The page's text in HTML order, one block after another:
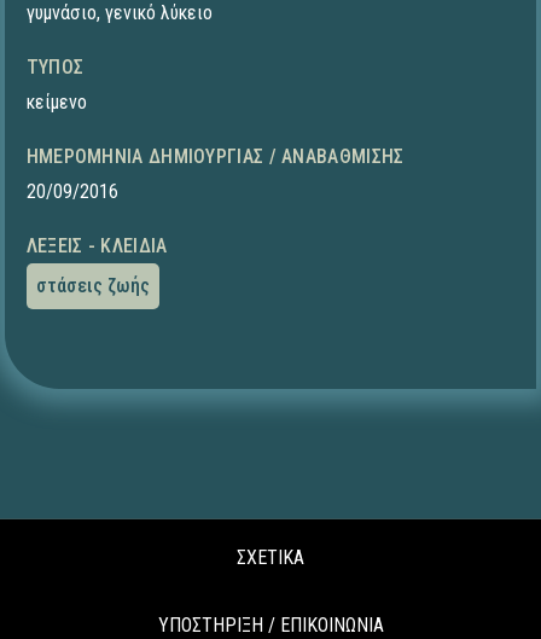
γυμνάσιο, γενικό λύκειο
ΤΎΠΟΣ
κείμενο
ΗΜΕΡΟΜΗΝΊΑ ΔΗΜΙΟΥΡΓΊΑΣ / ΑΝΑΒΆΘΜΙΣΗΣ
20/09/2016
ΛΈΞΕΙΣ - ΚΛΕΙΔΙΆ
στάσεις ζωής
ΣΧΕΤΙΚΑ
ΥΠΟΣΤΗΡΙΞΗ / ΕΠΙΚΟΙΝΩΝΙΑ